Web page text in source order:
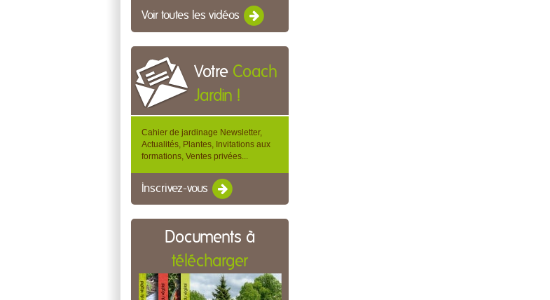
Voir toutes les vidéos
Votre Coach
Jardin !
Cahier de jardinage Newsletter,
Actualités, Plantes, Invitations aux
formations, Ventes privées...
Inscrivez-vous
Documents à
télécharger